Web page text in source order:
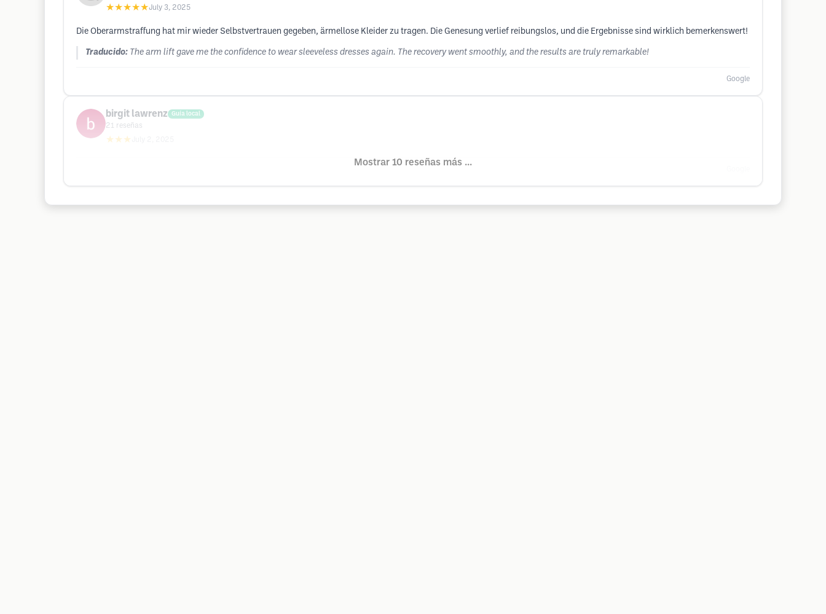
★★★★★July 3, 2025
Die Oberarmstraffung hat mir wieder Selbstvertrauen gegeben, ärmellose Kleider zu tragen. Die Genesung verlief reibungslos, und die Ergebnisse sind wirklich bemerkenswert!
Traducido: The arm lift gave me the confidence to wear sleeveless dresses again. The recovery went smoothly, and the results are truly remarkable!
Google
birgit lawrenz Guía local
21 reseñas
★★★
Mostrar 10 reseñas más ...